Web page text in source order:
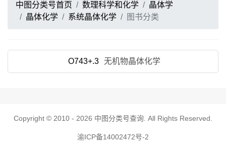
中图分类号首页 数理科学和化学
晶体学
晶体化学
系统晶体化学 图书分类
O743+.3 无机物晶体化学
Copyright © 2010 - 2026 中图分类号查询 . All Rights Reserved.
渝ICP备14002472号-2